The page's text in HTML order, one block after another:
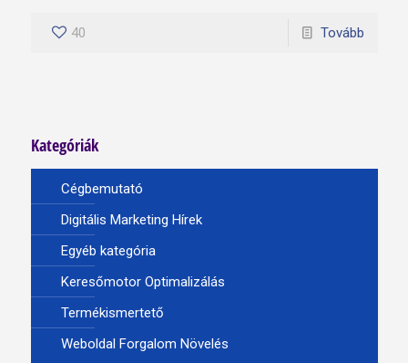
40 Tovább
Kategóriák
Cégbemutató
Digitális Marketing Hírek
Egyéb kategória
Keresőmotor Optimalizálás
Termékismertető
Weboldal Forgalom Növelés